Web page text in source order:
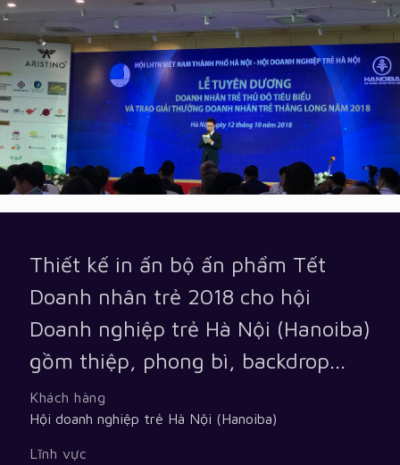
Thiết kế in ấn bộ ấn phẩm Tết
Doanh nhân trẻ 2018 cho hội
Doanh nghiệp trẻ Hà Nội (Hanoiba)
gồm thiệp, phong bì, backdrop...
Khách hàng
Hội doanh nghiệp trẻ Hà Nội (Hanoiba)
Lĩnh vực